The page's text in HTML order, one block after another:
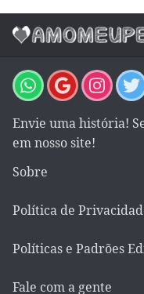
Envie uma história!
em nosso site!
Sobre
Política de
Políticas e Padrões
Fale com a gente